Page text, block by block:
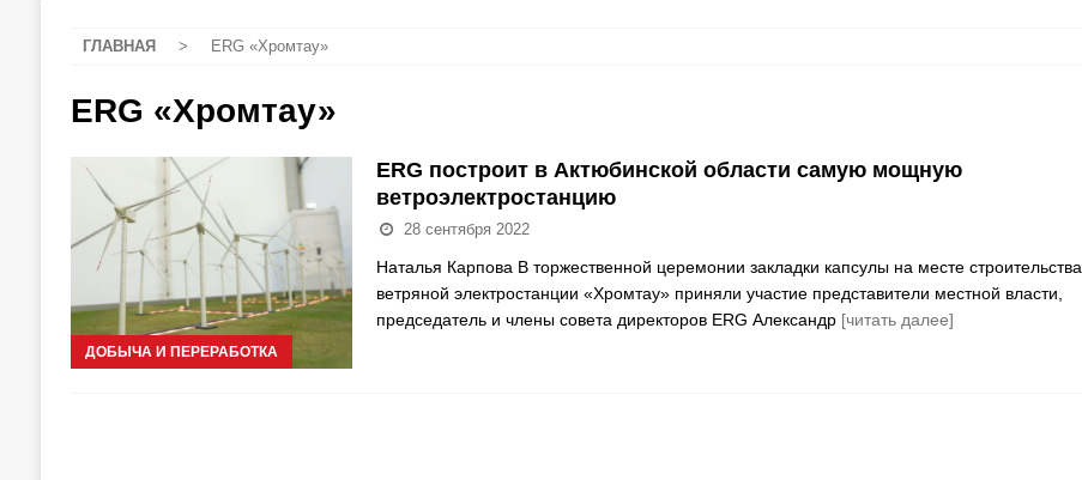
ГЛАВНАЯ > ERG «Хромтау»
ERG «Хромтау»
ДОБЫЧА И ПЕРЕРАБОТКА
ERG построит в Актюбинской области самую мощную
ветроэлектростанцию
28 сентября 2022
Наталья Карпова В торжественной церемонии закладки капсулы на месте строительства
ветряной электростанции «Хромтау» приняли участие представители местной власти,
председатель и члены совета директоров ERG Александр [читать далее]